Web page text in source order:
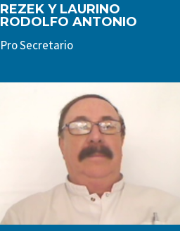
REZEK Y LAURINO
RODOLFO ANTONIO
Pro Secretario